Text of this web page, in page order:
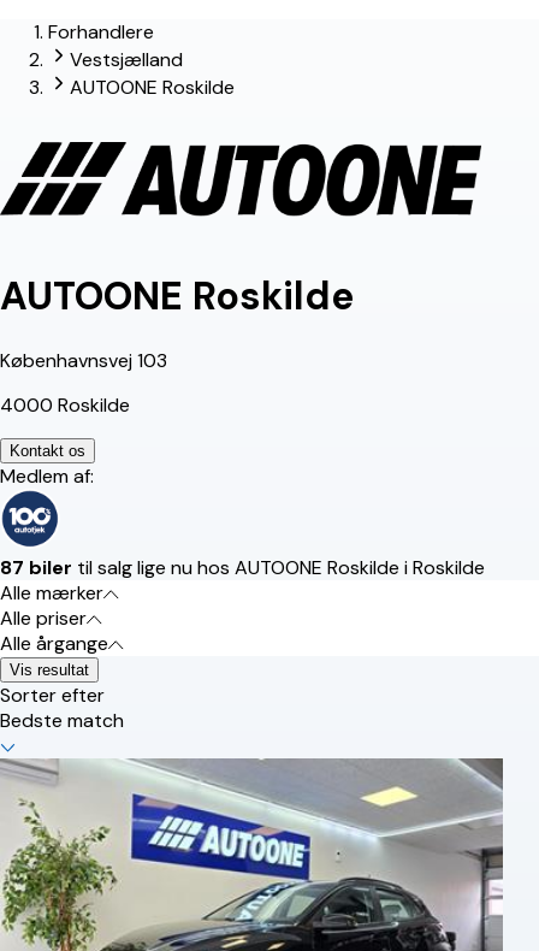
Forhandlere
Vestsjælland
AUTOONE Roskilde
AUTOONE Roskilde
Københavnsvej 103
4000 Roskilde
Kontakt os
Medlem af:
87 biler til salg lige nu hos AUTOONE Roskilde i Roskilde
Alle mærker
Alle priser
Alle årgange
Vis resultat
Sorter efter
Bedste match